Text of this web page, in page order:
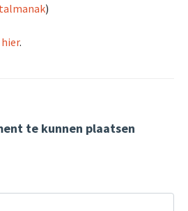
)
hier.
te kunnen plaatsen